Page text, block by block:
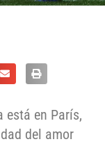
está en París,
del amor